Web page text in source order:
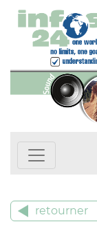
retourner